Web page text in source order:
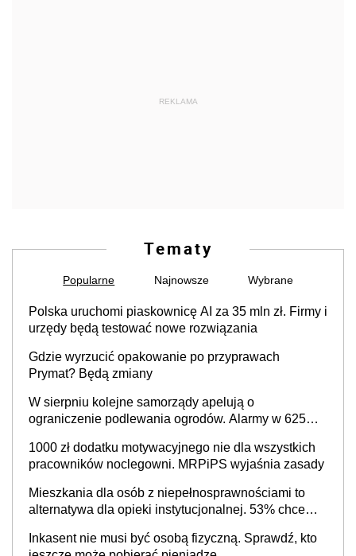
REKLAMA
Tematy
Popularne Najnowsze Wybrane
Polska uruchomi piaskownicę AI za 35 mln zł. Firmy i
urzędy będą testować nowe rozwiązania
Gdzie wyrzucić opakowanie po przyprawach
Prymat? Będą zmiany
W sierpniu kolejne samorządy apelują o
ograniczenie podlewania ogrodów. Alarmy w 625
cały kraj
1000 zł dodatku motywacyjnego nie dla wszystkich
pracowników noclegowni. MRPiPS wyjaśnia zasady
Mieszkania dla osób z niepełnosprawnościami to
alternatywa dla opieki instytucjonalnej. 53% chce
Inkasent nie musi być osobą fizyczną. Sprawdź, kto